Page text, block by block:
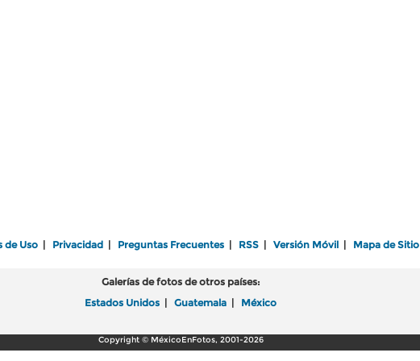
de Uso Privacidad Preguntas Frecuentes RSS Versión Móvil Mapa de Sitio
Galerías de fotos de otros países:
Estados Unidos
Guatemala México
Copyright © MéxicoEnFotos, 2001-2026